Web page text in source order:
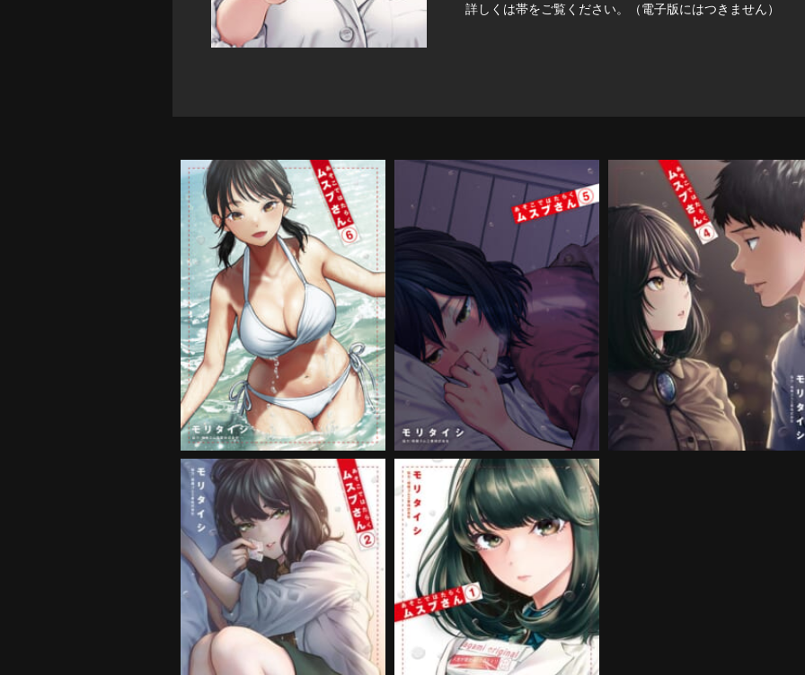
詳しくは帯をご覧ください。（電子版にはつきません）
あそこではたらくムスブさん
第6巻
購入する
あそこではたらくムスブさん
第5巻
購入する
あそこではたらくムスブさ
第4巻
購入する
あそこではたらくムスブさん
第2巻
購入する
あそこではたらくムスブさん
第1巻
購入する